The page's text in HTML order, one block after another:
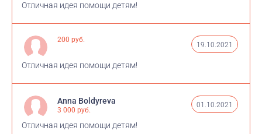
Отличная идея помощи детям!
200 руб.
19.10.2021
Отличная идея помощи детям!
Anna Boldyreva
3 000 руб.
01.10.2021
Отличная идея помощи детям!